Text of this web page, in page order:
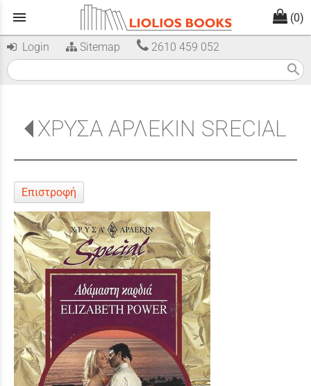
menu (0)
Login Sitemap 2610 459 052
search
ΧΡΥΣΑ ΑΡΛΕΚΙΝ SRECIAL
Επιστροφή